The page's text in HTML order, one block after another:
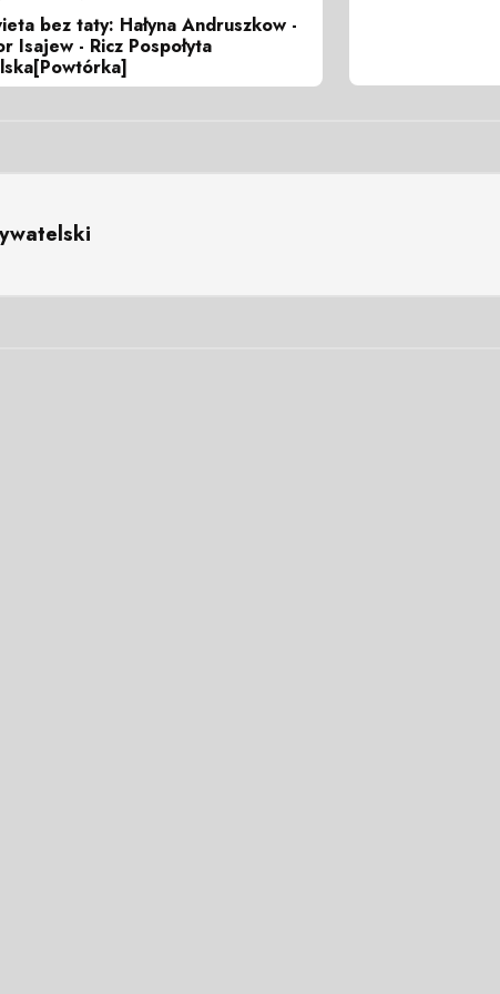
bez taty: Hałyna Andruszkow -
Isajew - Ricz Pospołyta